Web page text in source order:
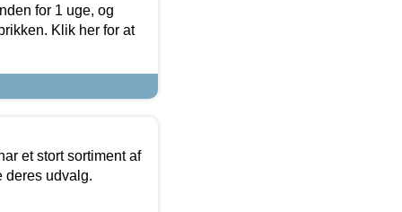
for 1 uge, og
Klik her for at
et stort sortiment af
deres udvalg.